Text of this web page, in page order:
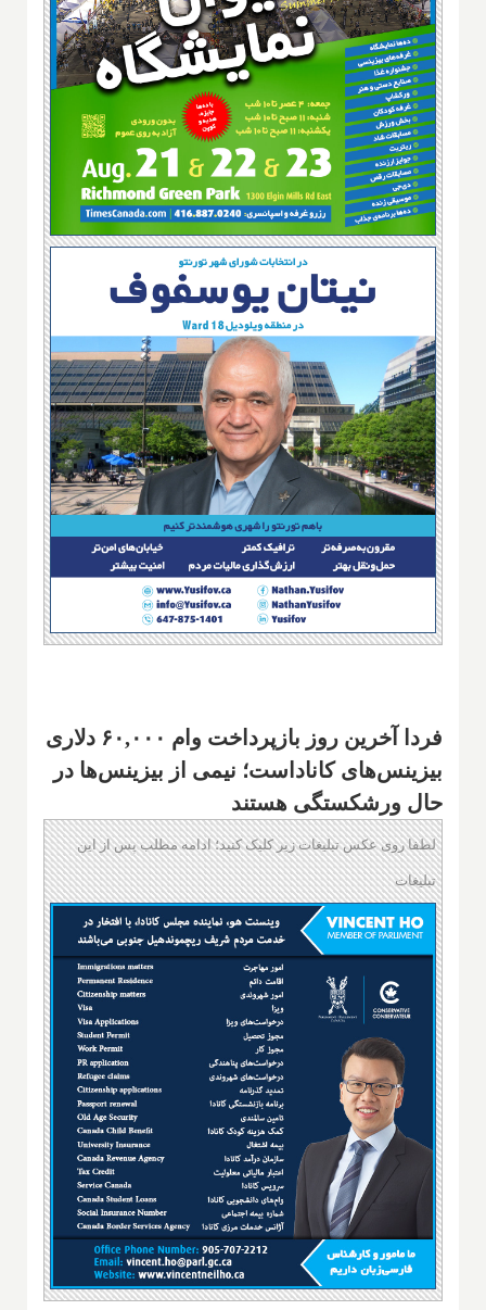
فردا آخرین روز بازپرداخت وام ۶۰,۰۰۰ دلاری
بیزینس‌های کاناداست؛ نیمی از بیزینس‌ها در
حال ورشکستگی هستند
لطفا روی عکس تبلیغات زیر کلیک کنید؛ ادامه مطلب پس از این
تبلیغات